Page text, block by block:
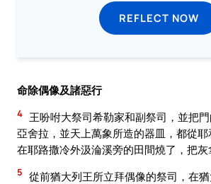
REFLECT NOW
命除偶像及諸惡行
4 王吩咐大祭司希勒家和副祭司，並把
亞舍拉，並天上萬象所造的器皿，都從耶
在耶路撒冷外汲淪溪旁的田間燒了，把灰
5 從前猶大列王所立拜偶像的祭司，在